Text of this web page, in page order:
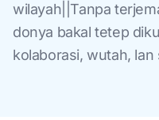
wilayah||Tanpa
donya bakal tetep
kolaborasi, wutah,